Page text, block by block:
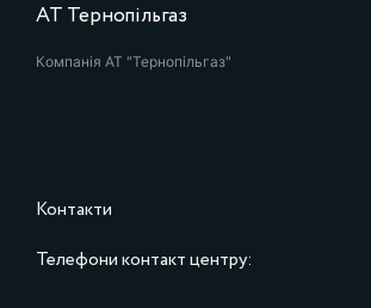
АТ Тернопільгаз
Компанія АТ "Тернопільгаз"
Контакти
Телефони контакт центру: